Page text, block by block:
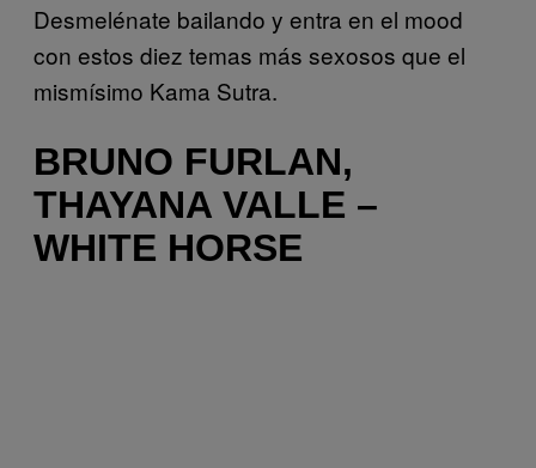
Desmelénate bailando y entra en el mood
con estos diez temas más sexosos que el
mismísimo Kama Sutra.
BRUNO FURLAN,
THAYANA VALLE –
WHITE HORSE